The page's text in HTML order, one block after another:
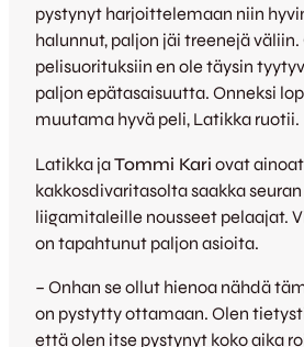
pystynyt harjoittelemaan niin
halunnut, paljon jäi treenejä väliin.
pelisuorituksiin en ole täysin
paljon epätasaisuutta. Onneksi
muutama hyvä peli, Latikka ruotii.
Latikka jaTommi Kari ovat ainoat
kakkosdivaritasolta saakka
liigamitaleille nousseet pelaajat.
on tapahtunut paljon asioita.
– Onhan se ollut hienoa nähdä
on pystytty ottamaan. Olen
että olen itse pystynyt koko aika